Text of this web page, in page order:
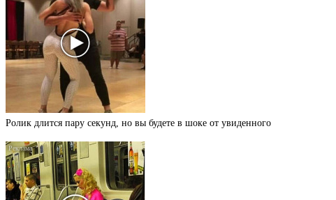
Ролик длится пару секунд, но вы будете в шоке от увиденного